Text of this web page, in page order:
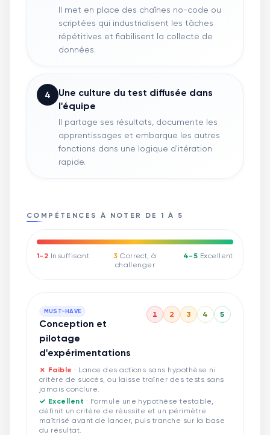
Il met en place des chaînes no-code ou
scriptées qui industrialisent les tâches
répétitives et fiabilisent la collecte de
données.
4
Une culture du test diffusée dans
l'équipe
Il partage ses résultats, documente les
apprentissages et embarque les autres
fonctions dans une logique d'itération
rapide.
COMPÉTENCES À NOTER DE 1 À 5
1-2 Insuffisant 3 Correct, à
challenger
4-5 Excellent
MUST-HAVE
Conception et
pilotage
d'expérimentations
1 2 3 4 5
✗ Faible · Lance des actions sans hypothèse ni
critère de succès, ou laisse traîner des tests sans
jamais conclure.
✓ Excellent · Formule une hypothèse testable,
définit un critère de réussite et un périmètre
maîtrisé avant de lancer, puis tranche sur la base
du résultat.